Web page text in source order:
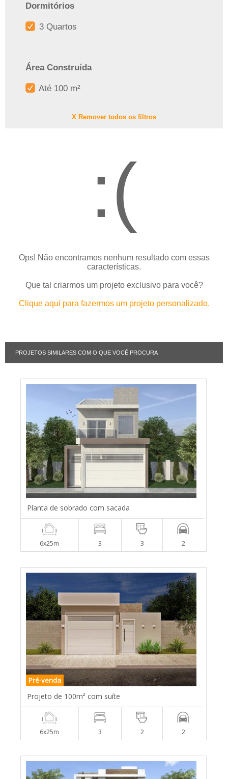
Dormitórios
3 Quartos
Área Construída
Até 100 m²
X Remover todos os filtros
:(
Ops! Não encontramos nenhum resultado com essas
características.
Que tal criarmos um projeto exclusivo para você?
Clique aqui para fazermos um projeto personalizado.
PROJETOS SIMILARES COM O QUE VOCÊ PROCURA
Planta de sobrado com sacada
6x25m 3 3 2
Pré-venda
Projeto de 100m² com suíte
6x25m 3 2 2